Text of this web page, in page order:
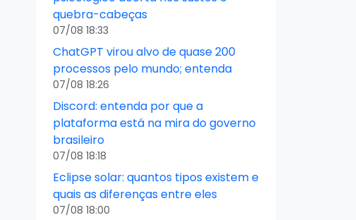
quebra-cabeças
07/08 18:33
ChatGPT virou alvo de quase 200
processos pelo mundo; entenda
07/08 18:26
Discord: entenda por que a
plataforma está na mira do governo
brasileiro
07/08 18:18
Eclipse solar: quantos tipos existem e
quais as diferenças entre eles
07/08 18:00